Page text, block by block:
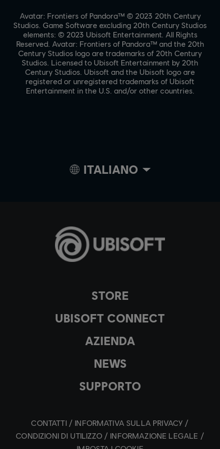
STORE
UBISOFT CONNECT
AZIENDA
NEWS
SUPPORTO
CONTATTI
INFORMATIVA SULLA PRIVACY
CONDIZIONI DI UTILIZZO
INFORMAZIONE LEGALE
Avatar: Frontiers of Pandora™ © 2023 20th Century
Studios. Game Software excluding 20th Century Studios
elements: © 2023 Ubisoft Entertainment. All Rights
Reserved. Avatar: Frontiers of Pandora™ and the 20th
Century Studios logo are trademarks of 20th Century
Studios. Licensed to Ubisoft Entertainment by 20th
Century Studios. Ubisoft and the Ubisoft logo are
registered or unregistered trademarks of Ubisoft
Entertainment in the U.S. and/or other countries.
ITALIANO